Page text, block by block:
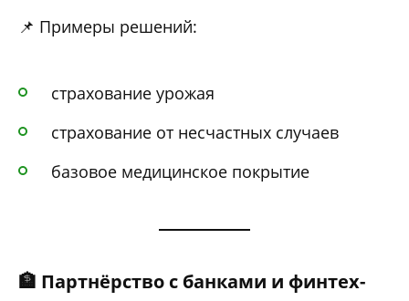
📌 Примеры решений:
страхование урожая
страхование от несчастных случаев
базовое медицинское покрытие
🏦 Партнёрство с банками и финтех-